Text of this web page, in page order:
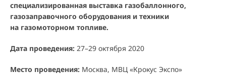
специализированная выставка газобаллонного,
газозаправочного оборудования и техники
на газомоторном топливе.
Дата проведения: 27–29 октября 2020
Место проведения: Москва, МВЦ «Крокус Экспо»